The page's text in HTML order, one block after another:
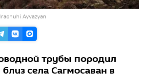
Ayvazyan
трубы породил
села Сагмосаван в